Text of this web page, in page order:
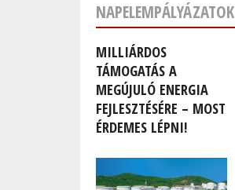
NAPELEMPÁLYÁZATOK
MILLIÁRDOS
TÁMOGATÁS A
MEGÚJULÓ ENERGIA
FEJLESZTÉSÉRE – MOST
ÉRDEMES LÉPNI!